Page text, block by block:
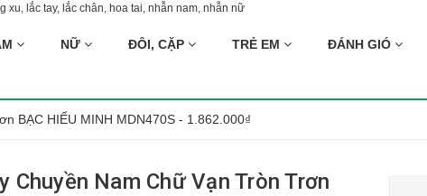
xu lắc tay, lắc chân hoa tai nhẫn nam nhẫn nữ
NỮ ĐÔI, CẶP TRẺ EM ĐÁNH GIÓ
BẠC HIỂU MINH MDN470S - 1.862.000₫
Chuyền Nam Chữ Vạn Tròn Trơn